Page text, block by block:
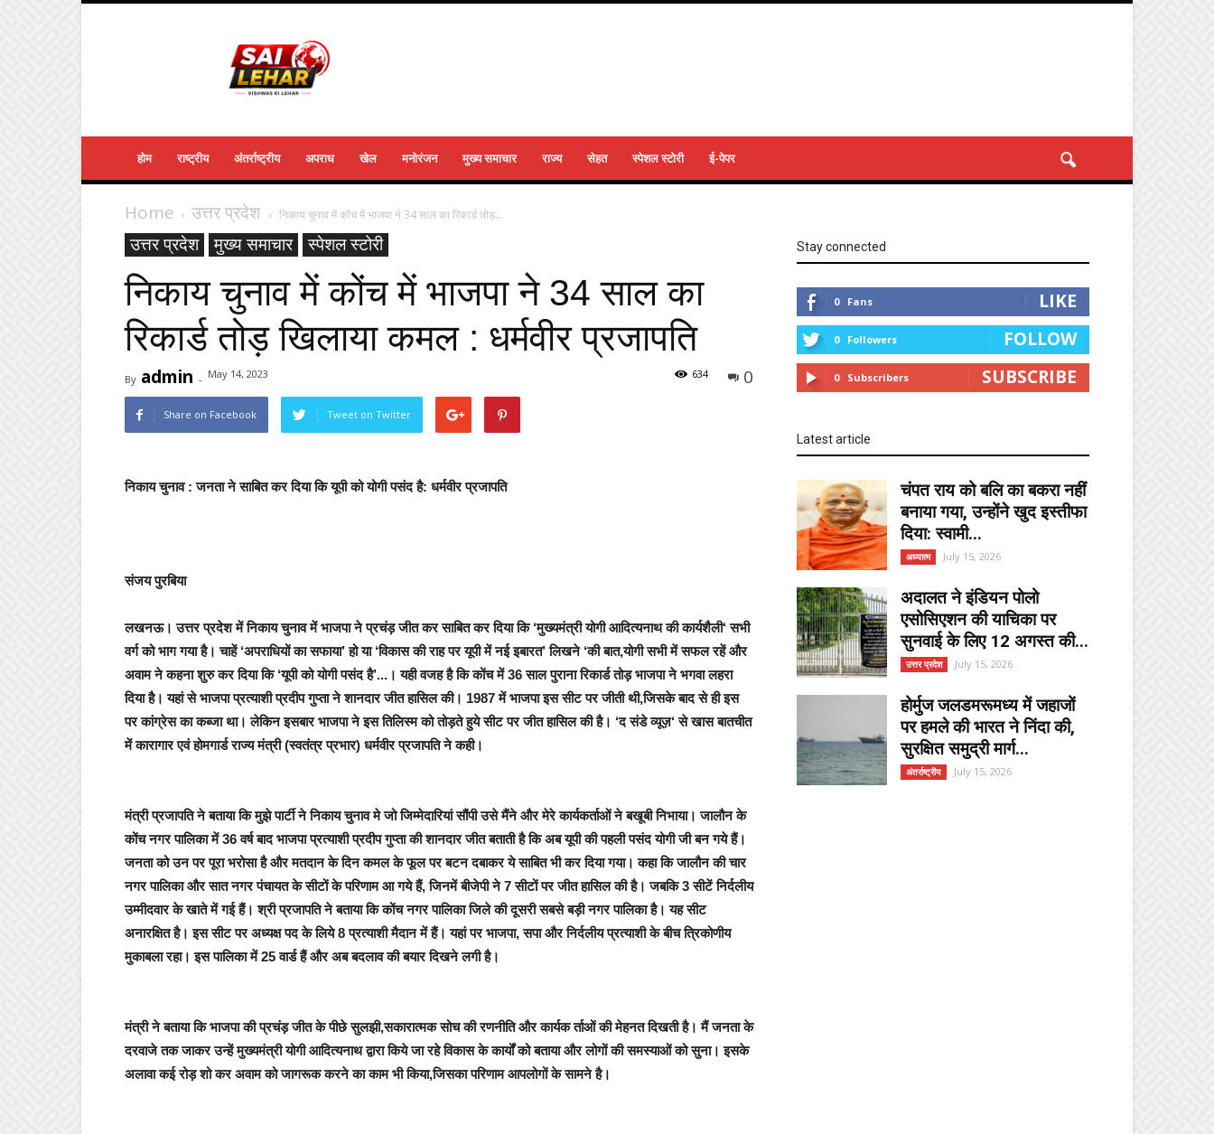
होम राष्ट्रीय अंतर्राष्ट्रीय अपराध खेल मनोरंजन मुख्य समाचार राज्य सेहत स्पेशल स्टोरी ई-पेपर
Home उत्तर प्रदेश निकाय चुनाव में कोंच में भाजपा ने 34 साल का रिकार्ड तोड़...
उत्तर प्रदेश मुख्य समाचार स्पेशल स्टोरी
निकाय चुनाव में कोंच में भाजपा ने 34 साल का
रिकार्ड तोड़ खिलाया कमल : धर्मवीर प्रजापति
By admin - May 14, 2023 0
634
Share on Facebook Tweet on Twitter
निकाय चुनाव : जनता ने साबित कर दिया कि यूपी को योगी पसंद है: धर्मवीर प्रजापति
संजय पुरबिया
लखनऊ। उत्तर प्रदेश में निकाय चुनाव में भाजपा ने प्रचंड़ जीत कर साबित कर दिया कि ‘मुख्यमंत्री योगी आदित्यनाथ की कार्यशैली‘सभी
वर्ग को भाग गया है। चाहें ‘अपराधियों का सफाया’हो या ‘विकास की राह पर यूपी में नई इबारत’ लिखने‘की बात,योगी सभी में सफल रहें और
अवाम ने कहना शुरु कर दिया कि ‘यूपी को योगी पसंद है’...। यही वजह है किकोंच में 36 साल पुराना रिकार्ड तोड़ भाजपा ने भगवा लहरा
दिया है। यहां से भाजपा प्रत्याशी प्रदीप गुप्ता ने शानदार जीत हासिल की। 1987 में भाजपा इस सीट पर जीती थी,जिसके बाद से ही इस
पर कांग्रेस का कब्जा था। लेकिन इसबार भाजपा ने इस तिलिस्म को तोड़ते हुये सीट पर जीत हासिल की है। ‘द संडे व्यूज़‘ से खास बातचीत
मेंकारागार एवं होमगार्ड राज्य मंत्री (स्वतंत्र प्रभार) धर्मवीर प्रजापति ने कही।
मंत्री प्रजापति ने बताया कि मुझे पार्टी ने निकाय चुनाव मे जो जिम्मेदारियां सौंपी उसे मैंने और मेरे कार्यकर्ताओं ने बखूबी निभाया।जालौन के
कोंच नगर पालिका में 36 वर्ष बाद भाजपा प्रत्याशी प्रदीप गुप्ता की शानदार जीत बताती है कि अब यूपी की पहली पसंद योगी जी बन गये हैं।
जनता को उन पर पूरा भरोसा है और मतदान के दिन कमल के फूल पर बटन दबाकर ये साबित भी कर दिया गया। कहा कि जालौन की चार
नगर पालिका और सात नगर पंचायत के सीटों के परिणाम आ गये हैं, जिनमें बीजेपी ने 7 सीटों पर जीत हासिल की है। जबकि 3 सीटें निर्दलीय
उम्मीदवार के खाते में गई हैं। श्री प्रजापति ने बताया कि कोंच नगर पालिका जिले की दूसरी सबसे बड़ी नगर पालिका है। यह सीट
अनारक्षित है। इस सीट पर अध्यक्ष पद के लिये 8 प्रत्याशी मैदान में हैं। यहां पर भाजपा, सपा और निर्दलीय प्रत्याशी के बीच त्रिकोणीय
मुकाबला रहा। इस पालिका में 25 वार्ड हैं और अब बदलाव की बयार दिखने लगी है।
मंत्री ने बताया कि भाजपा की प्रचंड़ जीत के पीछे सुलझी,सकारात्मक सोच की रणनीति और कार्यक र्ताओं की मेहनत दिखती है। मैं जनता के
दरवाजे तक जाकर उन्हें मुख्यमंत्री योगी आदित्यनाथ द्वारा किये जा रहे विकास के कार्यों को बताया और लोगों की समस्याओं को सुना। इसके
अलावा कई रोड़ शो कर अवाम को जागरूक करने का काम भी किया,जिसका परिणाम आपलोगों के सामने है।
Stay connected
0 Fans LIKE
0 Followers FOLLOW
0 Subscribers SUBSCRIBE
Latest article
चंपत राय को बलि का बकरा नहीं
बनाया गया, उन्होंने खुद इस्तीफा
दिया: स्वामी...
अध्यात्म July 15, 2026
अदालत ने इंडियन पोलो
एसोसिएशन की याचिका पर
सुनवाई के लिए 12 अगस्त की...
उत्तर प्रदेश July 15, 2026
होर्मुज जलडमरूमध्य में जहाजों
पर हमले की भारत ने निंदा की,
सुरक्षित समुद्री मार्ग...
अंतर्राष्ट्रीय July 15, 2026